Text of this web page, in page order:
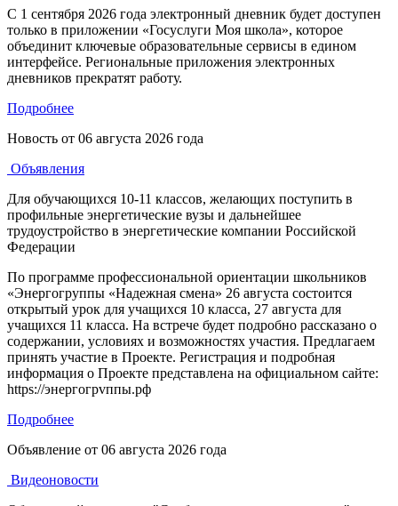
С 1 сентября 2026 года электронный дневник будет доступен
только в приложении «Госуслуги Моя школа», которое
объединит ключевые образовательные сервисы в едином
интерфейсе. Региональные приложения электронных
дневников прекратят работу.
Подробнее
Новость от 06 августа 2026 года
Объявления
Для обучающихся 10-11 классов, желающих поступить в
профильные энергетические вузы и дальнейшее
трудоустройство в энергетические компании Российской
Федерации
По программе профессиональной ориентации школьников
«Энергогруппы «Надежная смена» 26 августа состоится
открытый урок для учащихся 10 класса, 27 августа для
учащихся 11 класса. На встрече будет подробно рассказано о
содержании, условиях и возможностях участия. Предлагаем
принять участие в Проекте. Регистрация и подробная
информация о Проекте представлена на официальном сайте:
https://энергогрvппы.рф
Подробнее
Объявление от 06 августа 2026 года
Видеоновости